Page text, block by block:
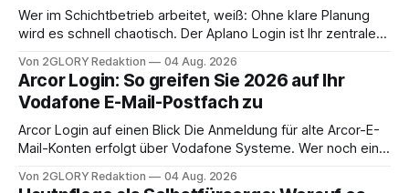
Wer im Schichtbetrieb arbeitet, weiß: Ohne klare Planung
wird es schnell chaotisch. Der Aplano Login ist Ihr zentraler
abwesenheiten und die gesamte kommunikation rund um
Ihr personal digital zu organisieren. In diesem Leitfaden
erfahren Sie alles, was Sie für einen reibungslosen Einstieg
brauchen, von der Registrierung
Von 2GLORY Redaktion 04 Aug. 2026
Arcor Login: So greifen Sie 2026 auf Ihr
Vodafone E-Mail-Postfach zu
Arcor Login auf einen Blick Die Anmeldung für alte Arcor-E-
Mail-Konten erfolgt über Vodafone Systeme. Wer noch eine
besitzt, loggt sich heute über das Vodafone E-Mail & Cloud
Von 2GLORY Redaktion 04 Aug. 2026